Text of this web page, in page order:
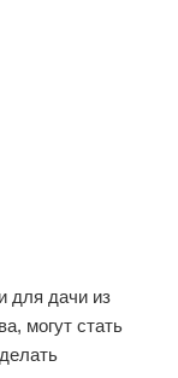
для дачи из
могут стать